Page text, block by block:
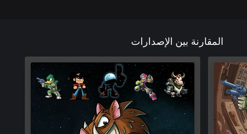
المقارنة بين الإصدارات